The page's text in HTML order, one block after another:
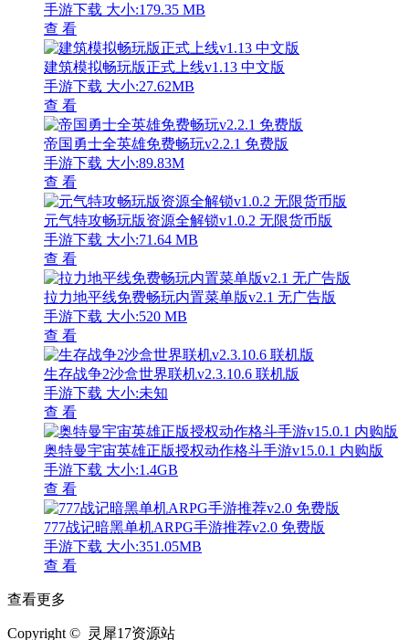
手游下载 大小:179.35 MB
查 看
建筑模拟畅玩版正式上线v1.13 中文版
手游下载 大小:27.62MB
查 看
帝国勇士全英雄免费畅玩v2.2.1 免费版
手游下载 大小:89.83M
查 看
元气特攻畅玩版资源全解锁v1.0.2 无限货币版
手游下载 大小:71.64 MB
查 看
拉力地平线免费畅玩内置菜单版v2.1 无广告版
手游下载 大小:520 MB
查 看
生存战争2沙盒世界联机v2.3.10.6 联机版
手游下载 大小:未知
查 看
奥特曼宇宙英雄正版授权动作格斗手游v15.0.1 内购版
手游下载 大小:1.4GB
查 看
777战记暗黑单机ARPG手游推荐v2.0 免费版
手游下载 大小:351.05MB
查 看
查看更多
Copyright © 灵犀17资源站